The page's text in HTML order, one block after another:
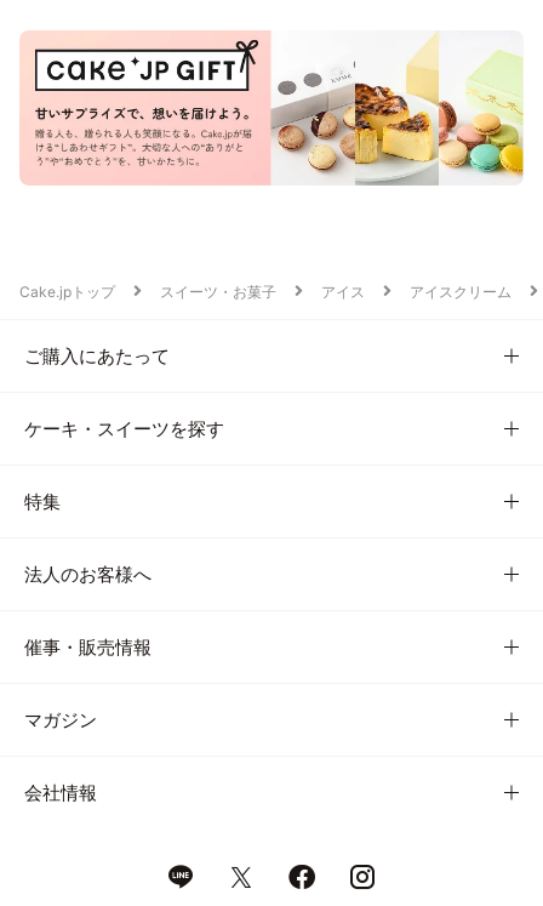
Cake.jpトップ スイーツ・お菓子 アイス アイスクリーム
ご購入にあたって
ケーキ・スイーツを探す
特集
法人のお客様へ
催事・販売情報
マガジン
会社情報